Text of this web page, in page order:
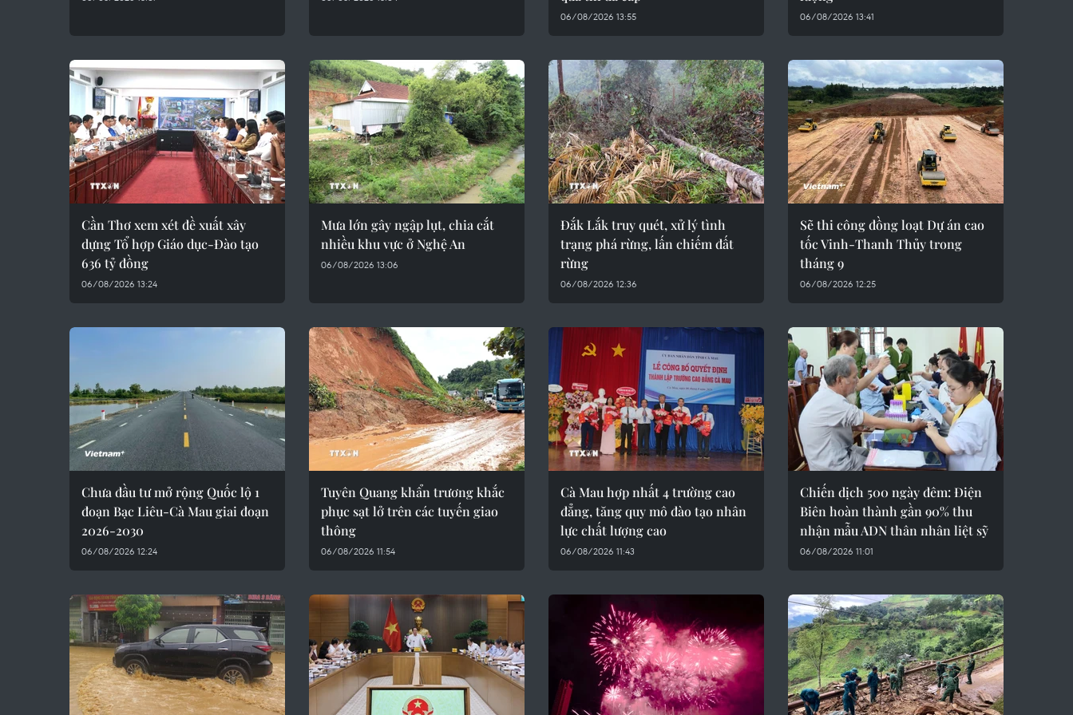
06/08/2026 13:55 06/08/2026 13:41
Cần Thơ xem xét đề xuất xây
dựng Tổ hợp Giáo dục-Đào tạo
636 tỷ đồng
06/08/2026 13:24
Mưa lớn gây ngập lụt, chia cắt
nhiều khu vực ở Nghệ An
06/08/2026 13:06
Đắk Lắk truy quét, xử lý tình
trạng phá rừng, lấn chiếm đất
rừng
06/08/2026 12:36
Sẽ thi công đồng loạt Dự án cao
tốc Vinh-Thanh Thủy trong
tháng 9
06/08/2026 12:25
Chưa đầu tư mở rộng Quốc lộ 1
đoạn Bạc Liêu-Cà Mau giai đoạn
2026-2030
06/08/2026 12:24
Tuyên Quang khẩn trương khắc
phục sạt lở trên các tuyến giao
thông
06/08/2026 11:54
Cà Mau hợp nhất 4 trường cao
đẳng, tăng quy mô đào tạo nhân
lực chất lượng cao
06/08/2026 11:43
Chiến dịch 500 ngày đêm: Điện
Biên hoàn thành gần 90% thu
nhận mẫu ADN thân nhân liệt sỹ
06/08/2026 11:01